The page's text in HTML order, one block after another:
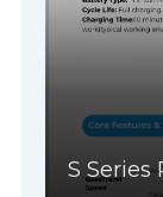
S Series